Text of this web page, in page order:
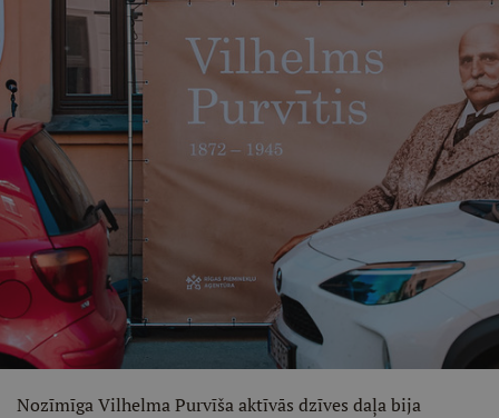
Nozīmīga Vilhelma Purvīša aktīvās dzīves daļa bija